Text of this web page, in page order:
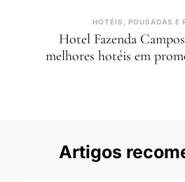
HOTÉIS, POUSADAS E
Hotel Fazenda
melhores hotéis em
Artigos